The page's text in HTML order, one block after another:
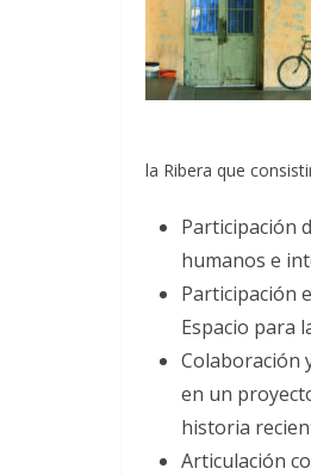
la Ribera que
Participación
humanos e
Participación
Espacio para
Colaboración
en un
historia
Articulación